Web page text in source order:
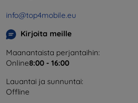
info@top4mobile.eu
Kirjoita meille
Maanantaista perjantaihin:
Online8:00 - 16:00
Lauantai ja sunnuntai:
Offline